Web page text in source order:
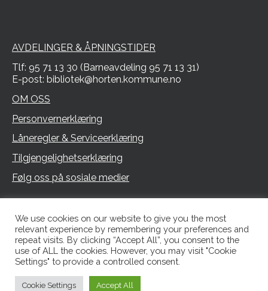
AVDELINGER & ÅPNINGSTIDER
Tlf: 95 71 13 30 (Barneavdeling 95 71 13 31)
E-post: bibliotek@horten.kommune.no
OM OSS
Personvernerklæring
Låneregler & Serviceerklæring
Tilgjengelighetserklæring
Følg oss på sosiale medier
Nettstedet driftes av
We use cookies on our website to give you the most
relevant experience by remembering your preferences and
repeat visits. By clicking “Accept All”, you consent to the
use of ALL the cookies. However, you may visit "Cookie
Settings" to provide a controlled consent.
Cookie Settings Accept All